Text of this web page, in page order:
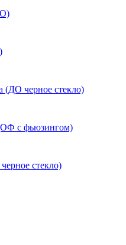
(ДО черное стекло)
с фьюзингом)
стекло)